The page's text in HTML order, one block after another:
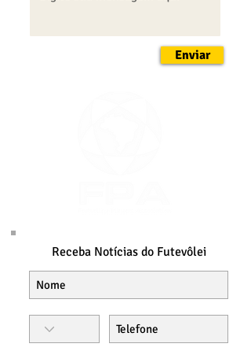
Enviar
Receba Notícias do Futevôlei